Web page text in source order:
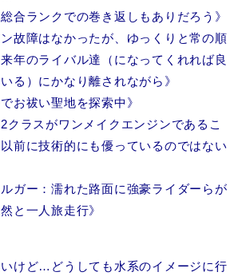
合ランクでの巻き返しもありだろう》
ン故障はなかったが、ゆっくりと常の順
年のライバル達（になってくれれば良
る）にかなり離されながら》
お祓い聖地を探索中》
クラスがワンメイクエンジンであるこ
前に技術的にも優っているのではない
ルガー：濡れた路面に強豪ライダーらが
と一人旅走行》
けど…どうしても水系のイメージに行